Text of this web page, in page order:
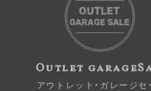
Outlet
アウトレット・ガレージセ